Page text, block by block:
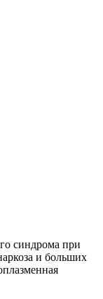
синдрома при
и больших